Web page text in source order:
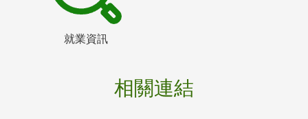
就業資訊
相關連結